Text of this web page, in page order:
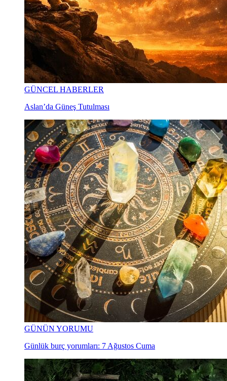
GÜNCEL HABERLER
Aslan’da Güneş Tutulması
GÜNÜN YORUMU
Günlük burç yorumları: 7 Ağustos Cuma